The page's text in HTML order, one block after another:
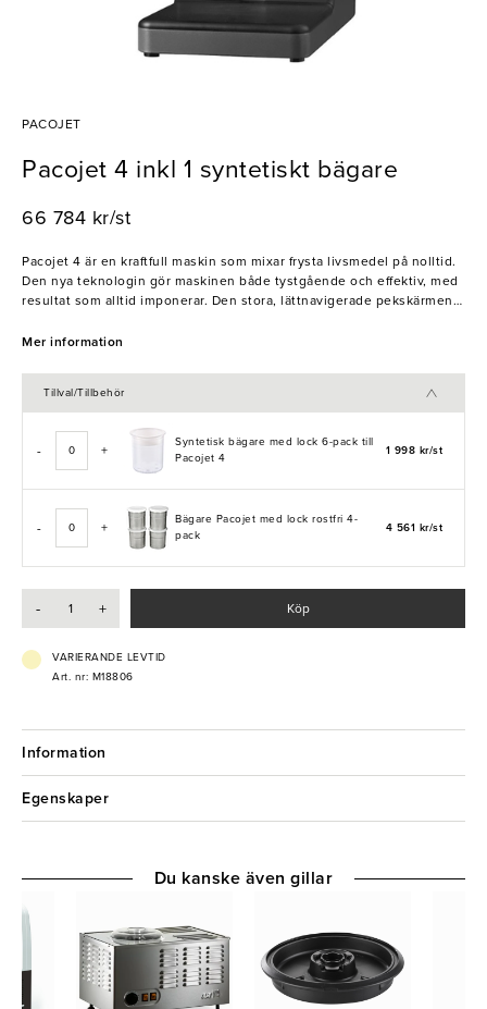
PACOJET
Pacojet 4 inkl 1 syntetiskt bägare
66 784 kr/st
Pacojet 4 är en kraftfull maskin som mixar frysta livsmedel på nolltid.
Den nya teknologin gör maskinen både tystgående och effektiv, med
resultat som alltid imponerar. Den stora, lättnavigerade pekskärmen
syntetisk bägare med lock, en ytterbehållare och en skyddspackning
- Syntetisk bägare ingår
- Lättnavigerad touch-display
Mer information
Tillval/Tillbehör
- +
Syntetisk bägare med lock 6-pack till
Pacojet 4
1 998 kr/st
- +
Bägare Pacojet med lock rostfri 4-
pack
4 561 kr/st
- + Köp
VARIERANDE LEVTID
Art. nr: M18806
Information
Egenskaper
Du kanske även gillar